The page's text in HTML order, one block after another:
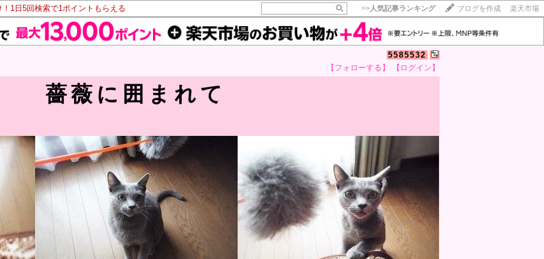
1日5回検索で1ポイントもらえる >>人気記事ランキング ブログを作成 楽天市場
5585532
【フォローする】
【ログイン】
薔薇に囲まれて